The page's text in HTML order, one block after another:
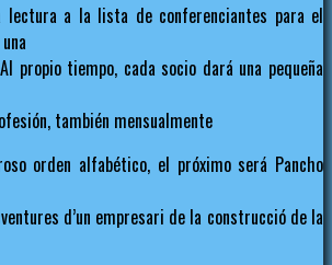
a la lista de conferenciantes para el
propio tiempo, cada socio dará una pequeña
también mensualmente
orden alfabético, el próximo será Pancho
d’un empresari de la construcció de la